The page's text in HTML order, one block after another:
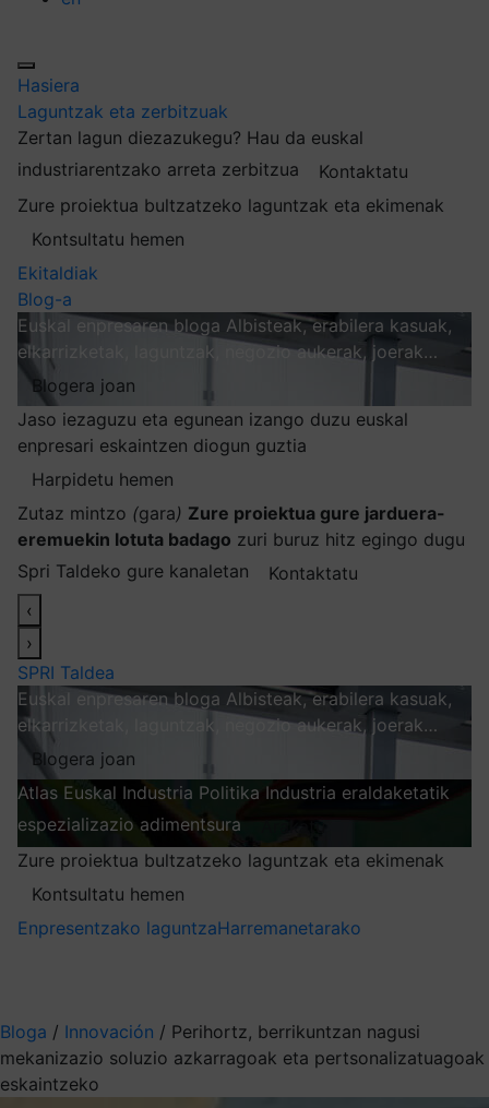
Hasiera
Laguntzak eta zerbitzuak
Zertan lagun diezazukegu? Hau da euskal
industriarentzako arreta zerbitzua
Kontaktatu
Zure proiektua bultzatzeko laguntzak eta ekimenak
Kontsultatu hemen
Ekitaldiak
Blog-a
Euskal enpresaren bloga Albisteak, erabilera kasuak,
elkarrizketak, laguntzak, negozio aukerak, joerak…
Blogera joan
Jaso iezaguzu eta egunean izango duzu euskal
enpresari eskaintzen diogun guztia
Harpidetu hemen
Zutaz mintzo (gara) Zure proiektua gure jarduera-
eremuekin lotuta badago zuri buruz hitz egingo dugu
Spri Taldeko gure kanaletan
Kontaktatu
‹
›
SPRI Taldea
Euskal enpresaren bloga Albisteak, erabilera kasuak,
elkarrizketak, laguntzak, negozio aukerak, joerak…
Blogera joan
Atlas Euskal Industria Politika Industria eraldaketatik
espezializazio adimentsura
Zure proiektua bultzatzeko laguntzak eta ekimenak
Kontsultatu hemen
Enpresentzako laguntzaHarremanetarako
Bloga / Innovación / Perihortz, berrikuntzan nagusi
mekanizazio soluzio azkarragoak eta pertsonalizatuagoak
eskaintzeko